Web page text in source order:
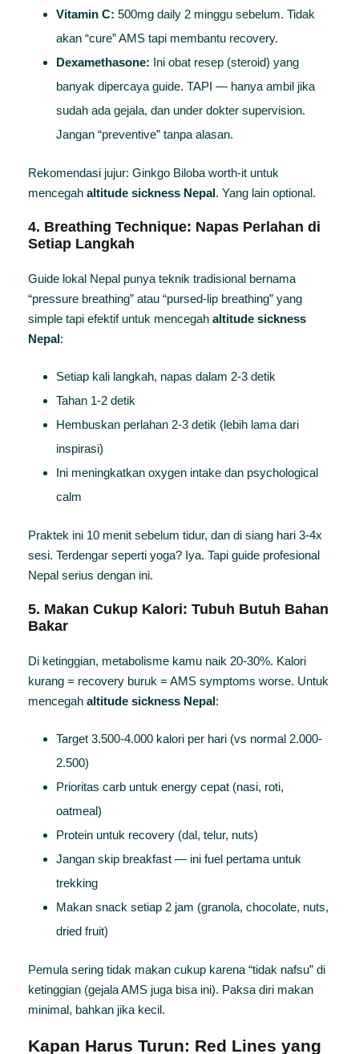
Vitamin C: 500mg daily 2 minggu sebelum. Tidak
akan “cure” AMS tapi membantu recovery.
Dexamethasone: Ini obat resep (steroid) yang
banyak dipercaya guide. TAPI — hanya ambil jika
sudah ada gejala, dan under dokter supervision.
Jangan “preventive” tanpa alasan.
Rekomendasi jujur: Ginkgo Biloba worth-it untuk
mencegah altitude sickness Nepal. Yang lain optional.
4. Breathing Technique: Napas Perlahan di
Setiap Langkah
Guide lokal Nepal punya teknik tradisional bernama
“pressure breathing” atau “pursed-lip breathing” yang
simple tapi efektif untuk mencegah altitude sickness
Nepal:
Setiap kali langkah, napas dalam 2-3 detik
Tahan 1-2 detik
Hembuskan perlahan 2-3 detik (lebih lama dari
inspirasi)
Ini meningkatkan oxygen intake dan psychological
calm
Praktek ini 10 menit sebelum tidur, dan di siang hari 3-4x
sesi. Terdengar seperti yoga? Iya. Tapi guide profesional
Nepal serius dengan ini.
5. Makan Cukup Kalori: Tubuh Butuh Bahan
Bakar
Di ketinggian, metabolisme kamu naik 20-30%. Kalori
kurang = recovery buruk = AMS symptoms worse. Untuk
mencegah altitude sickness Nepal:
Target 3.500-4.000 kalori per hari (vs normal 2.000-
2.500)
Prioritas carb untuk energy cepat (nasi, roti,
oatmeal)
Protein untuk recovery (dal, telur, nuts)
Jangan skip breakfast — ini fuel pertama untuk
trekking
Makan snack setiap 2 jam (granola, chocolate, nuts,
dried fruit)
Pemula sering tidak makan cukup karena “tidak nafsu” di
ketinggian (gejala AMS juga bisa ini). Paksa diri makan
minimal, bahkan jika kecil.
Kapan Harus Turun: Red Lines yang